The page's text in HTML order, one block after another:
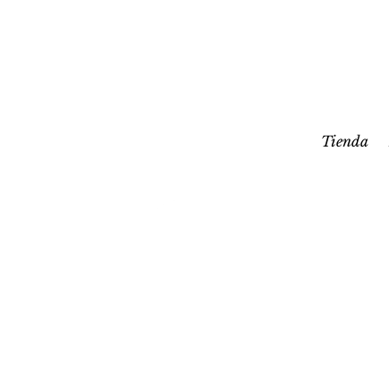
Tienda